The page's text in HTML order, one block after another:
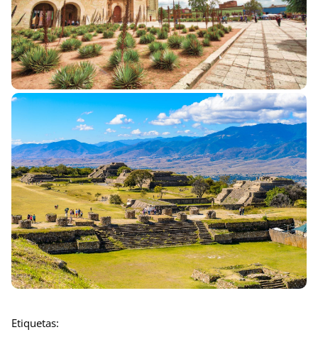
Etiquetas: